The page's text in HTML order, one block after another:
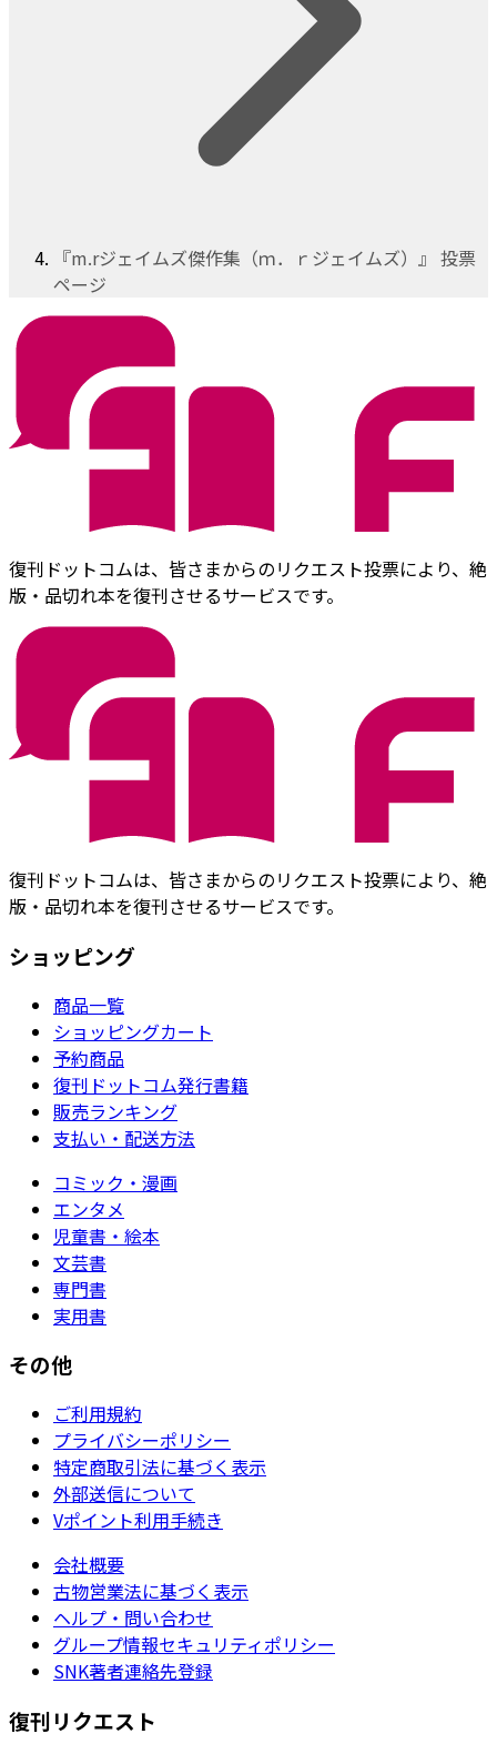
『m.rジェイムズ傑作集（ｍ．ｒジェイムズ）』 投票
ページ
復刊ドットコムは、皆さまからのリクエスト投票により、絶
版・品切れ本を復刊させるサービスです。
復刊ドットコムは、皆さまからのリクエスト投票により、絶
版・品切れ本を復刊させるサービスです。
ショッピング
商品一覧
ショッピングカート
予約商品
復刊ドットコム発行書籍
販売ランキング
支払い・配送方法
コミック・漫画
エンタメ
児童書・絵本
文芸書
専門書
実用書
その他
ご利用規約
プライバシーポリシー
特定商取引法に基づく表示
外部送信について
Vポイント利用手続き
会社概要
古物営業法に基づく表示
ヘルプ・問い合わせ
グループ情報セキュリティポリシー
SNK著者連絡先登録
復刊リクエスト